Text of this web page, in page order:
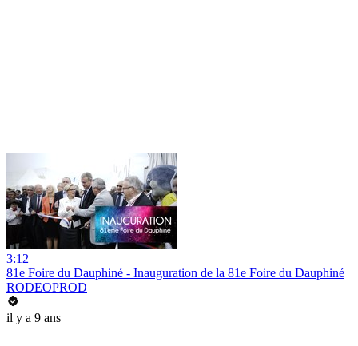
3:12
81e Foire du Dauphiné - Inauguration de la 81e Foire du Dauphiné
RODEOPROD
il y a 9 ans